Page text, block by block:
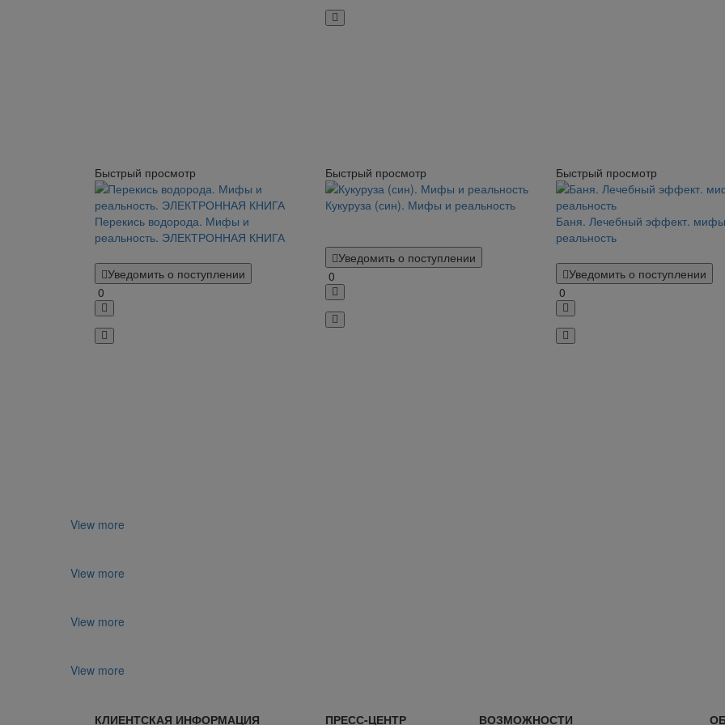
Быстрый просмотр
Перекись водорода. Мифы и
реальность. ЭЛЕКТРОННАЯ КНИГА
Уведомить о поступлении
0
Быстрый просмотр
Кукуруза (син). Мифы и реальность
Уведомить о поступлении
0
Быстрый просмотр
Баня. Лечебный эффект.
реальность
Уведомить о поступлении
0
View more
View more
View more
View more
КЛИЕНТСКАЯ ИНФОРМАЦИЯ ПРЕСС-ЦЕНТР ВОЗМОЖНОСТИ